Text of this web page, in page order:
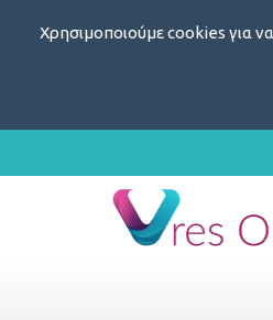
Χρησιμοποιούμε cookies για